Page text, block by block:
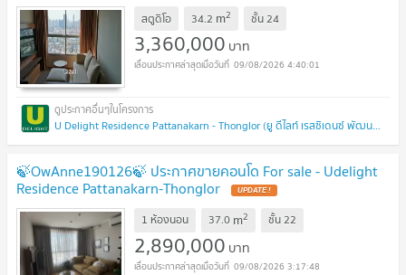
สตูดิโอ 34.2 m2 ชั้น24
3,360,000 บาท
09/08/2026 4:40:01
U Delight Residence Pattanakarn - Thonglor (ยู ดีไลท์ เรสซิเดนซ์ พัฒนาการ - ทองหล่อ)
🍃OwAnne190126🍃 ประกาศขายคอนโด For sale - Udelight
Residence Pattanakarn-Thonglor UPDATE !
1 ห้องนอน 37.0 m2 ชั้น22
2,890,000 บาท
09/08/2026 3:17:48